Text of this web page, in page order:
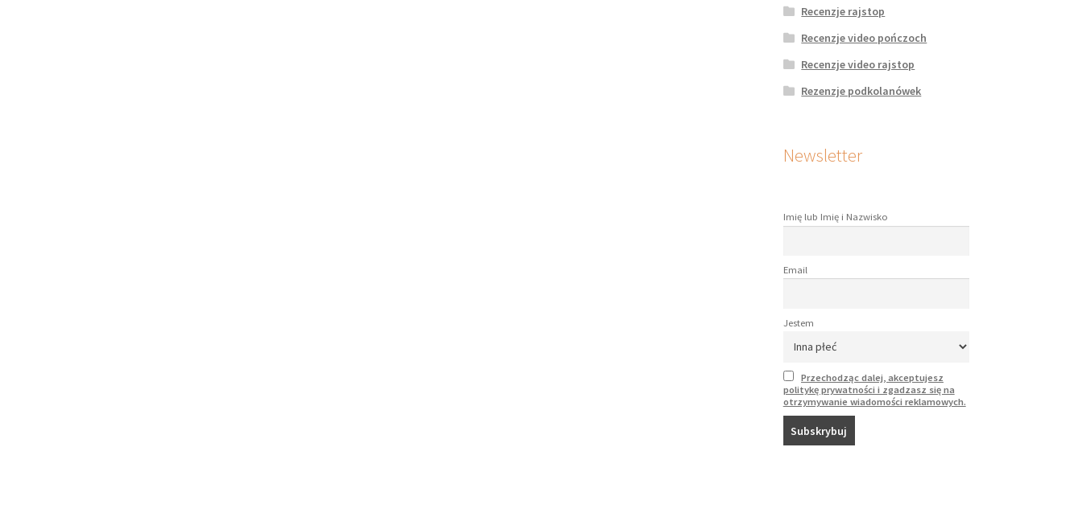
Recenzje rajstop
Recenzje video pończoch
Recenzje video rajstop
Rezenzje podkolanówek
Newsletter
Imię lub Imię i Nazwisko
Email
Jestem
Przechodząc dalej, akceptujesz
politykę prywatności i zgadzasz się na
otrzymywanie wiadomości reklamowych.